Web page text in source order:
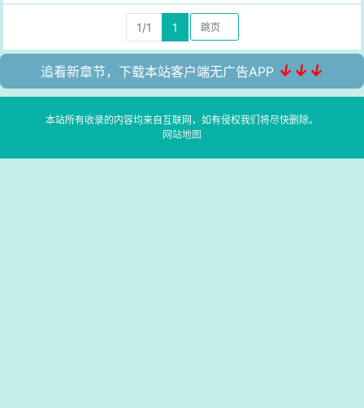
1/1 1
追看新章节，下载本站客户端无广告APP ↓↓↓
本站所有收录的内容均来自互联网，如有侵权我们将尽快删除。
网站地图